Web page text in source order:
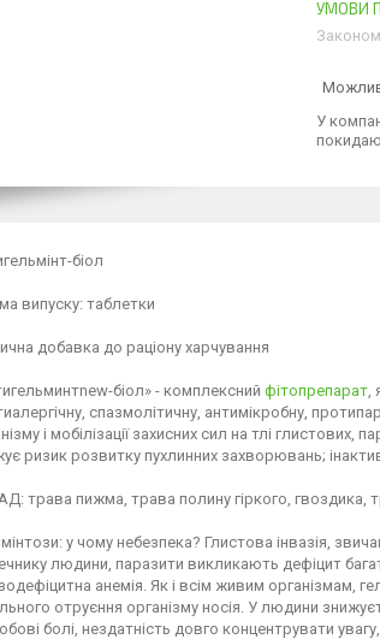
У
біол
випуску: таблетки
добавка до раціону харчування
біол» - комплексний фітопрепарат
спазмолітичну, антимікробну,
і мобілізації захисних сил на тлі
ризик розвитку пухлинних захворювань;
трава пижма, трава полину гіркого, гвоздика,
у чому небезпека? Глистова інвазія,
людини, паразити викликають дефіцит
анемія. Як і всім живим організмам,
отруєння організму носія. У людини
болі, нездатність довго концентрувати